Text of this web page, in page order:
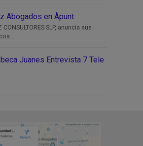
Abogados en Àpunt
CONSULTORES SLP, anuncia sus
Juanes Entrevista 7 Tele